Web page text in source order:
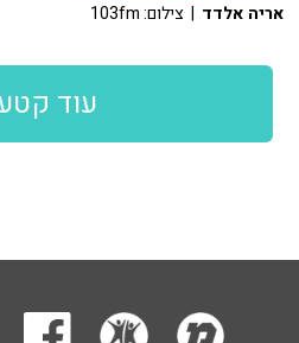
אריה אלדד | צילום: 103fm
עוד